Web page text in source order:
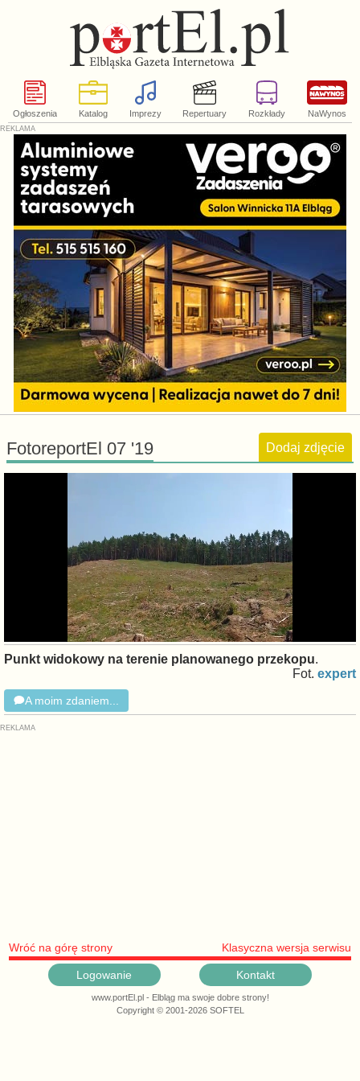
Ogłoszenia Katalog Imprezy Repertuary Rozkłady NaWynos
FotoreportEl 07 '19 Dodaj zdjęcie
Punkt widokowy na terenie planowanego przekopu.
Fot.expert
A moim zdaniem...
Wróć na górę strony Klasyczna wersja serwisu
Logowanie Kontakt
www.portEl.pl - Elbląg ma swoje dobre strony!
Copyright © 2001-2026 SOFTEL